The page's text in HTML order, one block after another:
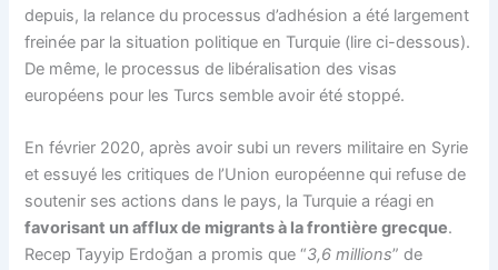
depuis, la relance du processus d’adhésion a été largement
freinée par la situation politique en Turquie (lire ci-dessous).
De même, le processus de libéralisation des visas
européens pour les Turcs semble avoir été stoppé.
En février 2020, après avoir subi un revers militaire en Syrie
et essuyé les critiques de l’Union européenne qui refuse de
soutenir ses actions dans le pays, la Turquie a réagi en
favorisant un afflux de migrants à la frontière grecque.
Recep Tayyip Erdoğan a promis que “3,6 millions” de